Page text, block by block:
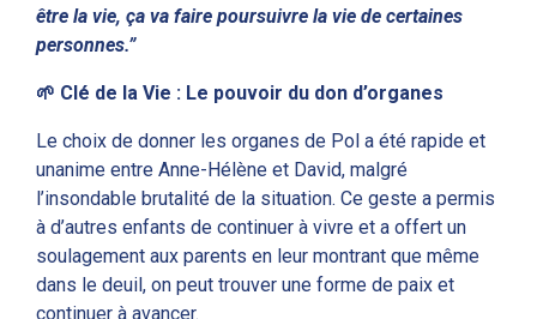
être la vie, ça va faire poursuivre la vie de certaines
personnes.”
🌱 Clé de la Vie : Le pouvoir du don d’organes
Le choix de donner les organes de Pol a été rapide et
unanime entre Anne-Hélène et David, malgré
l’insondable brutalité de la situation. Ce geste a permis
à d’autres enfants de continuer à vivre et a offert un
soulagement aux parents en leur montrant que même
dans le deuil, on peut trouver une forme de paix et
continuer à avancer.